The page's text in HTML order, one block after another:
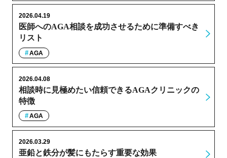
医師へのAGA相談を成功させるために準備すべき
リスト
2026.04.19
AGA
相談時に見極めたい信頼できるAGAクリニックの
特徴
2026.04.08
AGA
亜鉛と鉄分が髪にもたらす重要な効果
2026.03.29